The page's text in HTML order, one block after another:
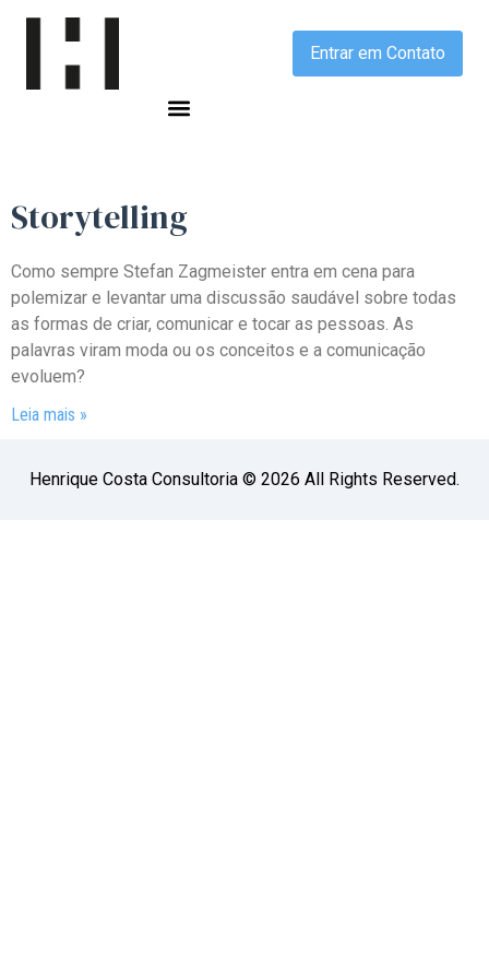
Entrar em Contato
Storytelling
Como sempre Stefan Zagmeister entra em cena para
polemizar e levantar uma discussão saudável sobre todas
as formas de criar, comunicar e tocar as pessoas. As
palavras viram moda ou os conceitos e a comunicação
evoluem?
Leia mais »
Henrique Costa Consultoria © 2026 All Rights Reserved.